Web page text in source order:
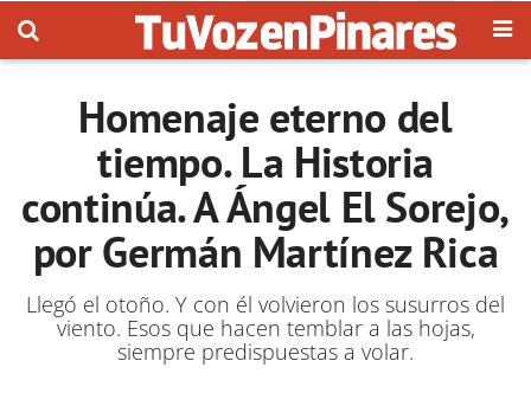
Homenaje eterno del
tiempo. La Historia
continúa. A Ángel El Sorejo,
por Germán Martínez Rica
Llegó el otoño. Y con él volvieron los susurros del
viento. Esos que hacen temblar a las hojas,
siempre predispuestas a volar.